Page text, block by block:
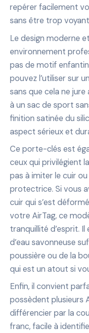
repérer facilement
sans être trop
Le design moderne
environnement
pas de motif
pouvez l’utiliser sur
sans que cela ne
à un sac de sport
finition satinée du
aspect sérieux et
Ce porte-clés est
ceux qui privilégient
pas à imiter le cuir
protectrice. Si vous
cuir qui s’est
votre AirTag, ce
tranquillité d’esprit.
d’eau savonneuse
poussière ou de la
qui est un atout si
Enfin, il convient
possèdent plusieurs
différencier par la
franc, facile à